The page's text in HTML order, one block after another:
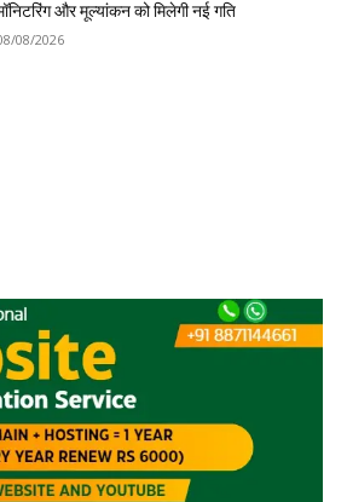
और मूल्यांकन को मिलेगी नई गति
08/2026